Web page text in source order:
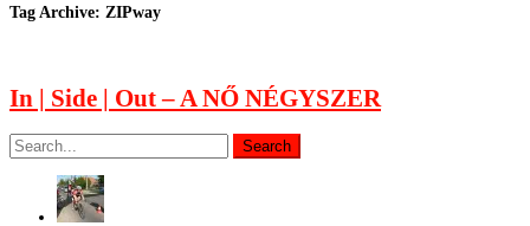
Tag Archive: ZIPway
In | Side | Out – A NŐ NÉGYSZER